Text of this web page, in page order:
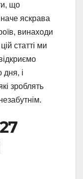
що
яскрава
винаходи
статті ми
дня, і
зроблять